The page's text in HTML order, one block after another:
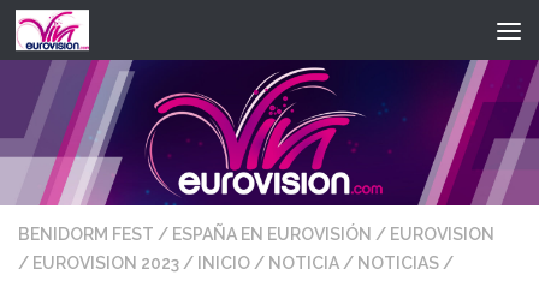
Saltar al contenido
BENIDORM FEST / ESPAÑA EN EUROVISIÓN / EUROVISION
/ EUROVISION 2023/ INICIO/ NOTICIA/ NOTICIAS/